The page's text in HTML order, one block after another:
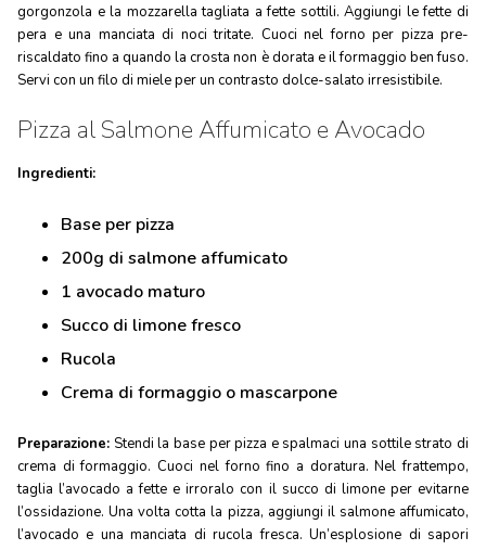
gorgonzola e la mozzarella tagliata a fette sottili. Aggiungi le fette di
pera e una manciata di noci tritate. Cuoci nel forno per pizza pre-
riscaldato fino a quando la crosta non è dorata e il formaggio ben fuso.
Servi con un filo di miele per un contrasto dolce-salato irresistibile.
Pizza al Salmone Affumicato e Avocado
Ingredienti:
Base per pizza
200g di salmone affumicato
1 avocado maturo
Succo di limone fresco
Rucola
Crema di formaggio o mascarpone
Preparazione: Stendi la base per pizza e spalmaci una sottile strato di
crema di formaggio. Cuoci nel forno fino a doratura. Nel frattempo,
taglia l’avocado a fette e irroralo con il succo di limone per evitarne
l’ossidazione. Una volta cotta la pizza, aggiungi il salmone affumicato,
l’avocado e una manciata di rucola fresca. Un’esplosione di sapori